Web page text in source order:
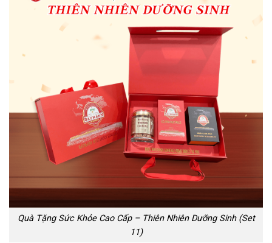
Quà Tặng Sức Khỏe Cao Cấp – Thiên Nhiên Dưỡng Sinh (Set
11)